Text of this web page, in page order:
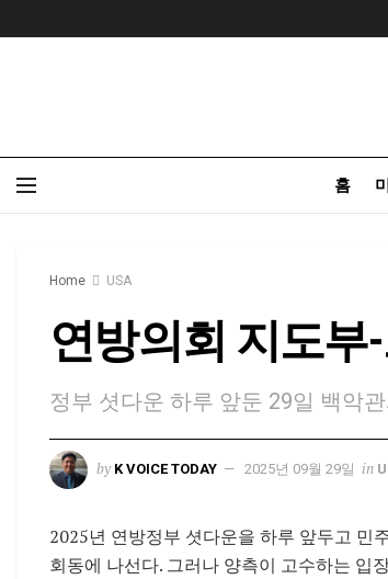
홈
Home USA
연방의회 지도부
정부 셧다운 하루 앞둔 29일 백악
by K VOICE TODAY 2025년 09월 29일 in
2025년 연방정부 셧다운을 하루 앞두고 민
회동에 나선다. 그러나 양측이 고수하는 입